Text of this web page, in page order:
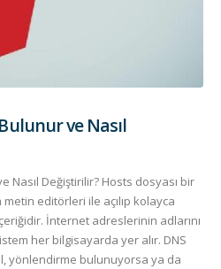
ve Nasıl
Nasıl Değiştirilir? Hosts dosyası bir
editörleri ile açılıp kolayca
İnternet adreslerinin adlarını
her bilgisayarda yer alır. DNS
yönlendirme bulunuyorsa ya da